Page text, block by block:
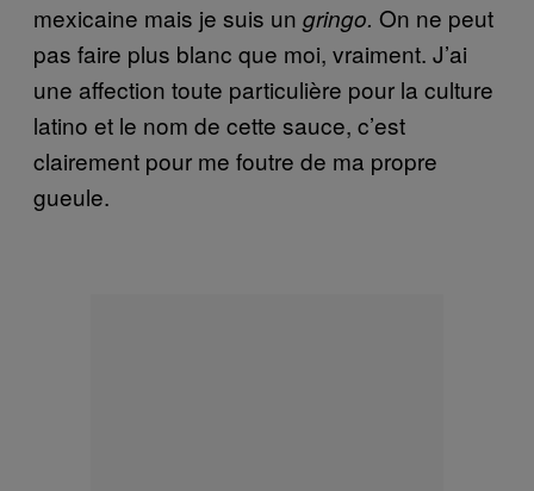
mexicaine mais je suis un gringo. On ne peut
pas faire plus blanc que moi, vraiment. J’ai
une affection toute particulière pour la culture
latino et le nom de cette sauce, c’est
clairement pour me foutre de ma propre
gueule.